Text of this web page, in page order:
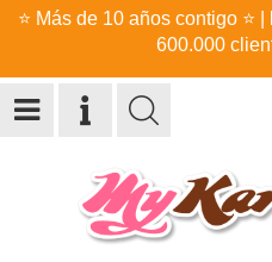
⭐ Más de 10 años contigo ⭐
600.000